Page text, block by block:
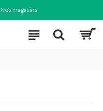
Nos magasins